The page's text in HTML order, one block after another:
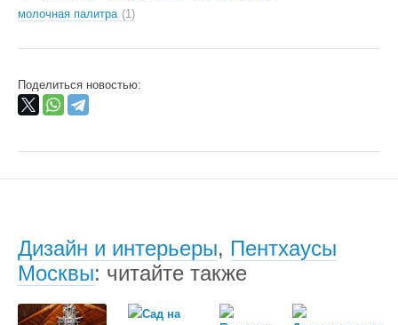
молочная палитра
1
Поделиться новостью:
Дизайн и интерьеры, Пентхаусы
Москвы: читайте также